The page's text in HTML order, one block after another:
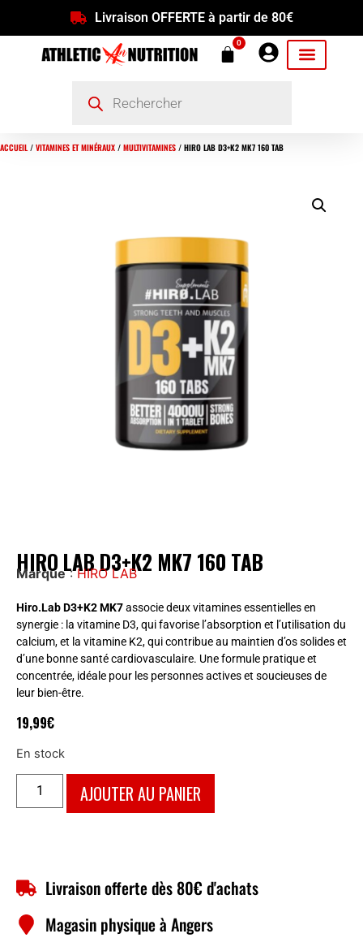
Livraison OFFERTE à partir de 80€
0
ACCUEIL/ VITAMINES ET MINÉRAUX / MULTIVITAMINES / HIRO LAB D3+K2 MK7 160 TAB
HIRO LAB D3+K2 MK7 160 TAB
Marque:HIRO LAB
Hiro.Lab D3+K2 MK7associe deux vitamines essentielles en
synergie : la vitamine D3, qui favorise l’absorption et l’utilisation du
calcium, et la vitamine K2, qui contribue au maintien d’os solides et
d’une bonne santé cardiovasculaire. Une formule pratique et
concentrée, idéale pour les personnes actives et soucieuses de
leur bien-être.
19,99€
En stock
AJOUTER AU PANIER
Livraison offerte dès 80€ d'achats
Magasin physique à Angers